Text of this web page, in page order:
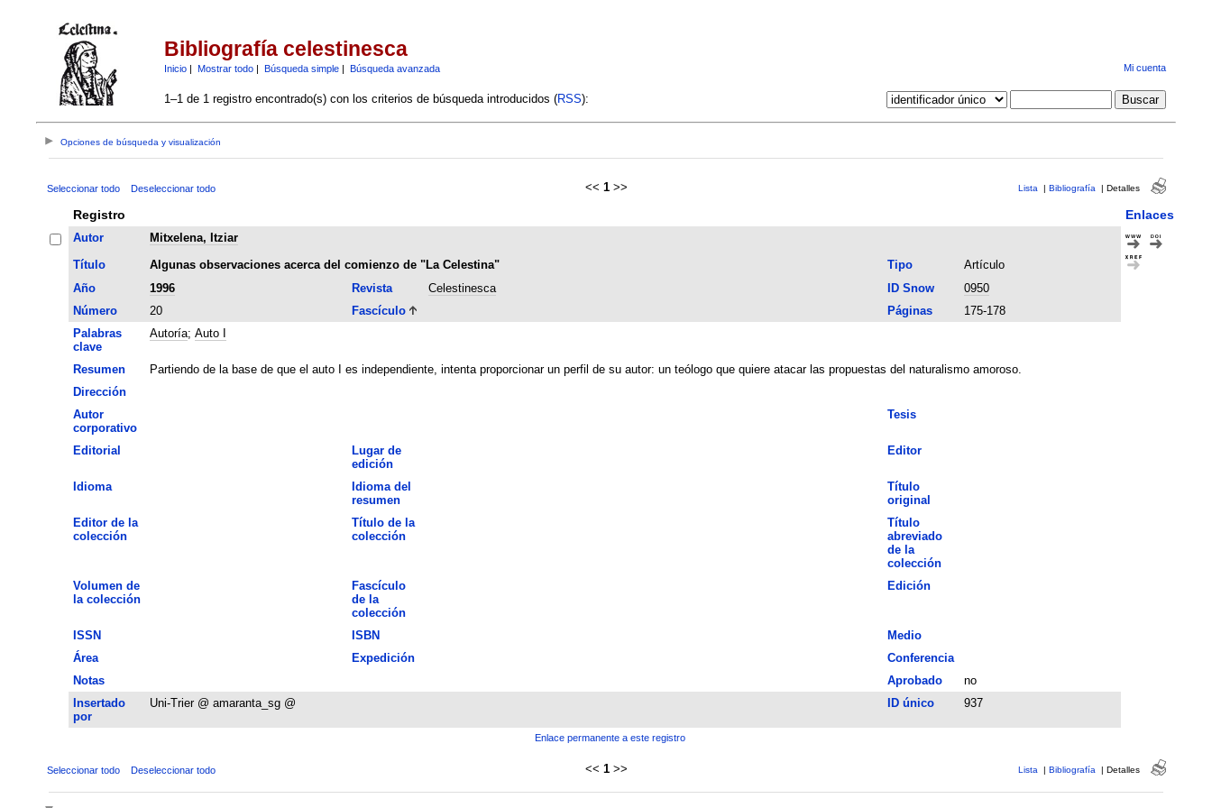
Bibliografía celestinesca
Inicio| Mostrar todo| Búsqueda simple| Búsqueda avanzada Mi cuenta
1–1 de 1 registro encontrado(s) con los criterios de búsqueda introducidos (RSS):
Opciones de búsqueda y visualización
Seleccionar todo Deseleccionar todo << 1 >> Lista | Bibliografía | Detalles
Registro Enlaces
Autor
Mitxelena, Itziar
Título
Algunas observaciones acerca del comienzo de "La Celestina" Tipo
Artículo
Año
1996 Revista Celestinesca ID Snow
0950
Número
20 Fascículo Páginas
175-178
Palabras
clave
Autoría; Auto I
Resumen
Partiendo de la base de que el auto I es independiente, intenta proporcionar un perfil de su autor: un teólogo que quiere atacar las propuestas del naturalismo amoroso.
Dirección
Autor
corporativo
Tesis
Editorial
Lugar de
edición
Editor
Idioma
Idioma del
resumen
Título
original
Editor de la
colección
Título de la
colección
Título
abreviado
de la
colección
Volumen de
la colección
Fascículo
de la
colección
Edición
ISSN ISBN
Medio
Área
Expedición
Conferencia
Notas
Aprobado
no
Insertado
por
Uni-Trier @ amaranta_sg @ ID único 937
Enlace permanente a este registro
Seleccionar todo Deseleccionar todo << 1 >> Lista | Bibliografía | Detalles